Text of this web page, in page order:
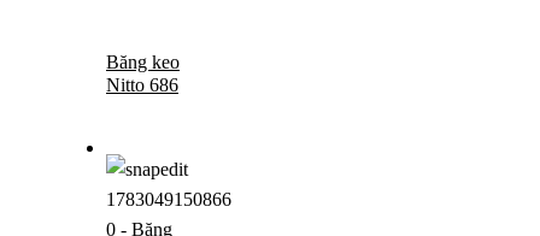
Băng keo
Nitto 686